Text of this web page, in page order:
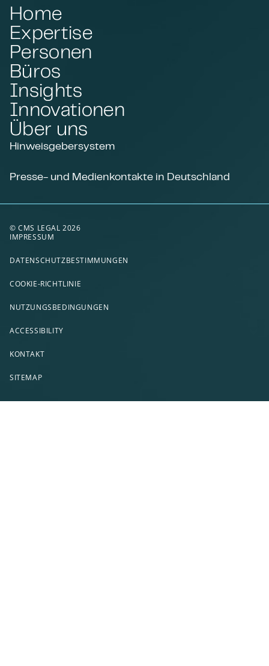
Home
Expertise
Personen
Büros
Insights
Innovationen
Über uns
Hinweisgebersystem
Presse- und Medienkontakte in Deutschland
© CMS LEGAL 2026
IMPRESSUM
DATENSCHUTZBESTIMMUNGEN
COOKIE-RICHTLINIE
NUTZUNGSBEDINGUNGEN
ACCESSIBILITY
KONTAKT
SITEMAP